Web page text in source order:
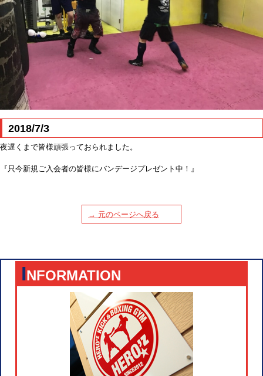
2018/7/3
夜遅くまで皆様頑張っておられました。
『只今新規ご入会者の皆様にバンデージプレゼント中！』
→ 元のページへ戻る
INFORMATION